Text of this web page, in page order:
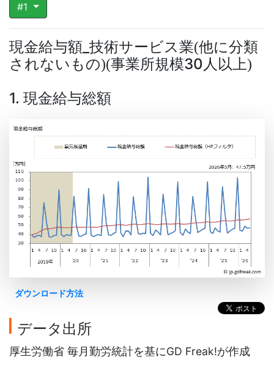
#1
現金給与額_技術サービス業(他に分類
されないもの)(事業所規模30人以上)
1. 現金給与総額
ダウンロード方法
データ出所
厚生労働省 毎月勤労統計を基にGD Freak!が作成